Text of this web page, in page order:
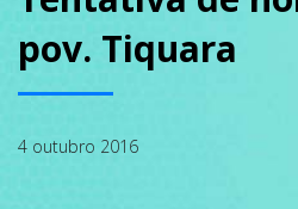
NOTÍCIAS
pov. Tiquara
4 outubro 2016